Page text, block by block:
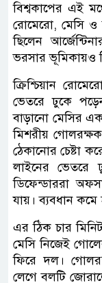
বিশ্বকাপের এই
রোমেরো, মেসি ও
ছিলেন
ভরসার ভূমিকায়ও
ক্রিশ্চিয়ান
ভেতরে ঢুকে
বাড়ানো মেসির
মিশরীয়
ঠেকানোর চেষ্টা
লাইনের ভেতরে
ডিফেন্ডাররা
যায়। ব্যবধান
এর ঠিক চার
মেসি নিজেই
ফিরে দল।
লেগে বলটি